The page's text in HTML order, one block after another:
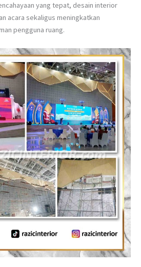
yang tepat, desain interior
acara sekaligus meningkatkan
pengguna ruang.